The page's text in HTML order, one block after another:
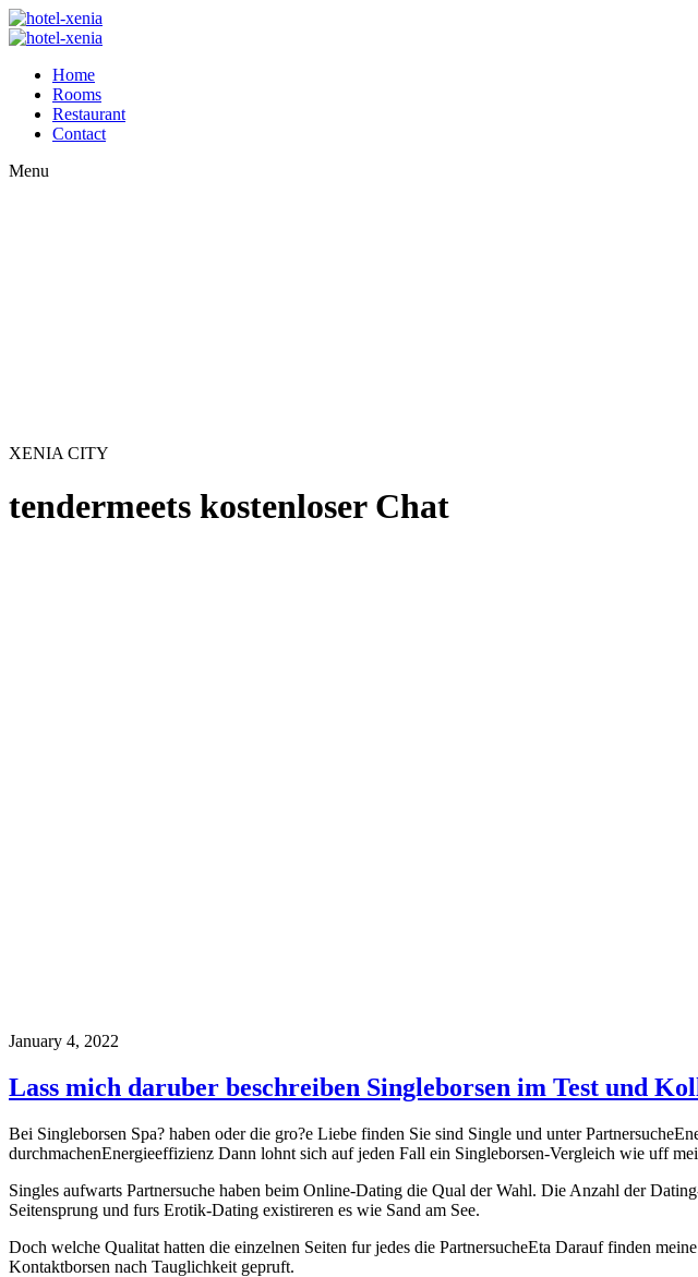
Home
Rooms
Restaurant
Contact
Menu
XENIA CITY
tendermeets kostenloser Chat
January 4, 2022
Lass mich daruber beschreiben Singleborsen im Test und
Bei Singleborsen Spa? haben oder die gro?e Liebe finden Sie sind Single und unter
durchmachenEnergieeffizienz Dann lohnt sich auf jeden Fall ein Singleborsen-Vergleich wie uff
Singles aufwarts Partnersuche haben beim Online-Dating die Qual der Wahl. Die Anzahl der
Seitensprung und furs Erotik-Dating existireren es wie Sand am See.
Doch welche Qualitat hatten die einzelnen Seiten fur jedes die PartnersucheEta Darauf finden
Kontaktborsen nach Tauglichkeit gepruft.